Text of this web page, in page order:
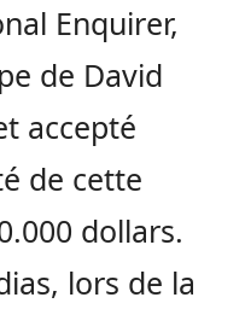
Enquirer,
de David
accepté
de cette
dollars.
lors de la